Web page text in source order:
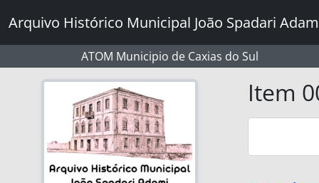
Arquivo Histórico Municipal João Spadari
ATOM Municipio de Caxias do Sul
Item